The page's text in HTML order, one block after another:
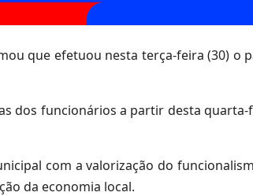
que efetuou nesta terça-feira (30) o
dos funcionários a partir desta quarta-
com a valorização do
da economia local.